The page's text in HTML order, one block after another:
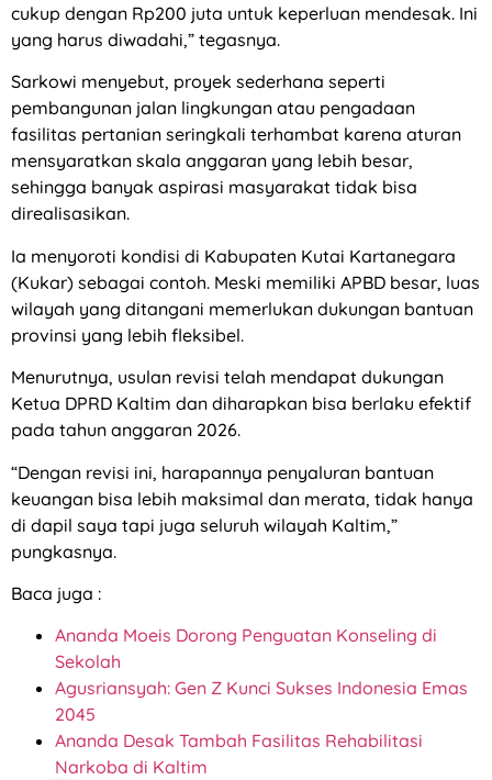
cukup dengan Rp200 juta untuk keperluan mendesak. Ini
yang harus diwadahi,” tegasnya.
Sarkowi menyebut, proyek sederhana seperti
pembangunan jalan lingkungan atau pengadaan
fasilitas pertanian seringkali terhambat karena aturan
mensyaratkan skala anggaran yang lebih besar,
sehingga banyak aspirasi masyarakat tidak bisa
direalisasikan.
Ia menyoroti kondisi di Kabupaten Kutai Kartanegara
(Kukar) sebagai contoh. Meski memiliki APBD besar, luas
wilayah yang ditangani memerlukan dukungan bantuan
provinsi yang lebih fleksibel.
Menurutnya, usulan revisi telah mendapat dukungan
Ketua DPRD Kaltim dan diharapkan bisa berlaku efektif
pada tahun anggaran 2026.
“Dengan revisi ini, harapannya penyaluran bantuan
keuangan bisa lebih maksimal dan merata, tidak hanya
di dapil saya tapi juga seluruh wilayah Kaltim,”
pungkasnya.
Baca juga :
Ananda Moeis Dorong Penguatan Konseling di
Sekolah
Agusriansyah: Gen Z Kunci Sukses Indonesia Emas
2045
Ananda Desak Tambah Fasilitas Rehabilitasi
Narkoba di Kaltim